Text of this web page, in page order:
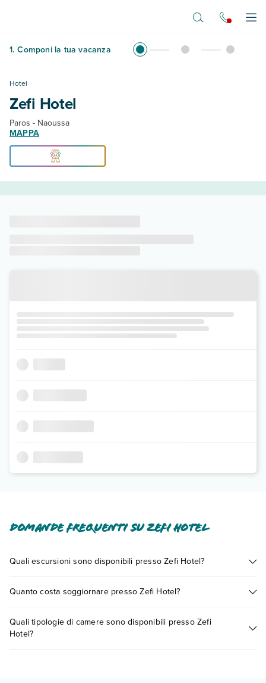
1. Componi la tua vacanza
Hotel
Zefi Hotel
Paros - Naoussa
MAPPA
Domande frequenti su Zefi Hotel
Quali escursioni sono disponibili presso Zefi Hotel?
presso Zefi Hotel. Scoprile tutte nellasezione dedicata
prenotando un appuntamento.
Quanto costa soggiornare presso Zefi Hotel?
es. date, condizioni dell'hotel, ecc). Per consultare i prezzi,
compila il motore di ricerca e scegli quando partire.
Quali tipologie di camere sono disponibili presso Zefi
Hotel?